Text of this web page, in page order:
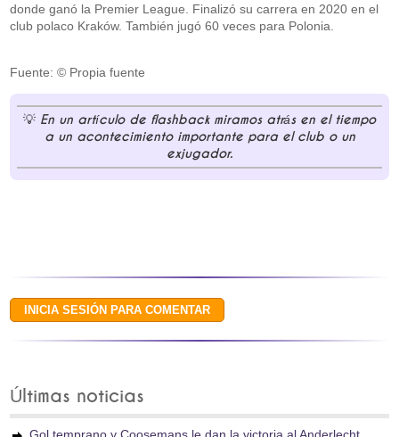
donde ganó la Premier League. Finalizó su carrera en 2020 en el
club polaco Kraków. También jugó 60 veces para Polonia.
Fuente: © Propia fuente
En un artículo de flashback miramos atrás en el tiempo
a un acontecimiento importante para el club o un
exjugador.
Últimas noticias